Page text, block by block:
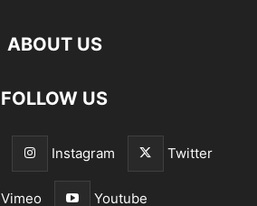
ABOUT US
FOLLOW US
Instagram Twitter
Vimeo Youtube